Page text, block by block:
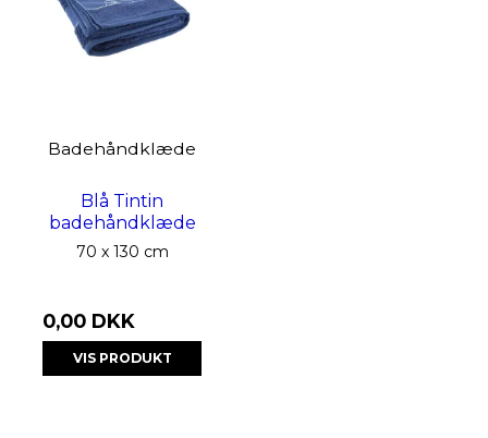
Badehåndklæde
Blå Tintin
badehåndklæde
70 x 130 cm
0,00 DKK
VIS PRODUKT